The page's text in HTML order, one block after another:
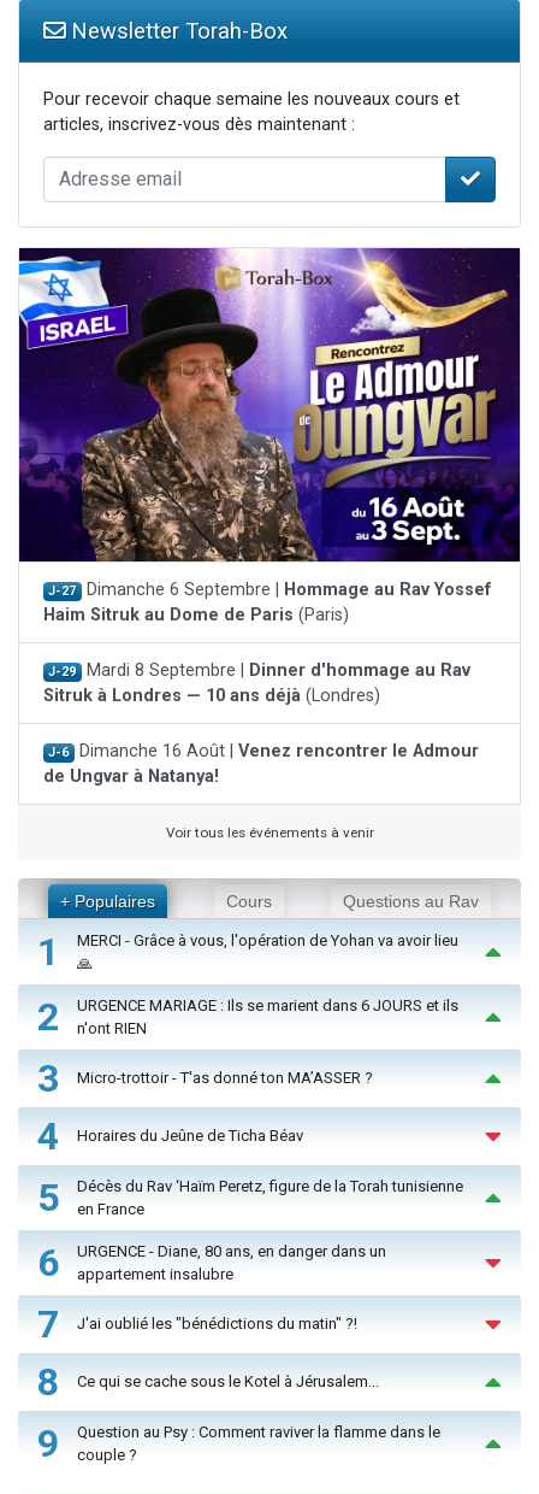
Newsletter Torah-Box
Pour recevoir chaque semaine les nouveaux cours et
articles, inscrivez-vous dès maintenant :
J-27 Dimanche 6 Septembre |
Hommage au Rav Yossef
Haim Sitruk au Dome de Paris (Paris)
J-29 Mardi 8 Septembre |
Dinner d'hommage au Rav
Sitruk à Londres — 10 ans déjà (Londres)
J-6 Dimanche 16 Août | Venez rencontrer le Admour
de Ungvar à Natanya!
Voir tous les événements à venir
+ Populaires Cours Questions au Rav
1
MERCI - Grâce à vous, l'opération de Yohan va avoir lieu
🙏
2
URGENCE MARIAGE : Ils se marient dans 6 JOURS et ils
n'ont RIEN
3 Micro-trottoir - T'as donné ton MA’ASSER ?
4 Horaires du Jeûne de Ticha Béav
5
Décès du Rav ‘Haïm Peretz, figure de la Torah tunisienne
en France
6
URGENCE - Diane, 80 ans, en danger dans un
appartement insalubre
7 J'ai oublié les "bénédictions du matin" ?!
8 Ce qui se cache sous le Kotel à Jérusalem...
9
Question au Psy : Comment raviver la flamme dans le
couple ?